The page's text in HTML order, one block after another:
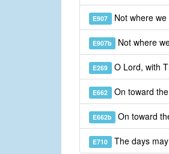
E907 Not where we
E907b Not where
E269 O Lord, with
E662 On toward
E662b On toward
E710 The days